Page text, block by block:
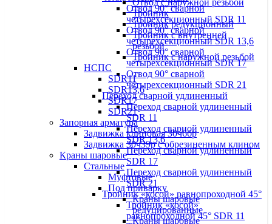
Отвод 90° сварной
четырехсекционный SDR 11
Отвод 90° сварной
четырехсекционный SDR 13,6
Отвод 90° сварной
четырехсекционный SDR 17
Отвод 90° сварной
четырехсекционный SDR 21
Переход сварной удлиненный
Переход сварной удлиненный
SDR 11
Переход сварной удлиненный
SDR 13,6
Переход сварной удлиненный
SDR 17
Переход сварной удлиненный
SDR 21
Тройник «косой» равнопроходной 45°
Тройник «косой»
равнопроходной 45° SDR 11
Отвод с наружной резьбой
Тройник
Тройник редукционный
Тройник с внутренней
резьбой
Тройник с наружной резьбой
НСПС
SDR11
SDR13,6
SDR17
SDR21
Запорная арматура
Задвижка клиновая 30ч6бр
Задвижка 30ч39р с обрезиненным клином
Краны шаровые
Стальные
Муфтовые
Под приварку
Краны шаровые
редуцированные
Краны шаровые